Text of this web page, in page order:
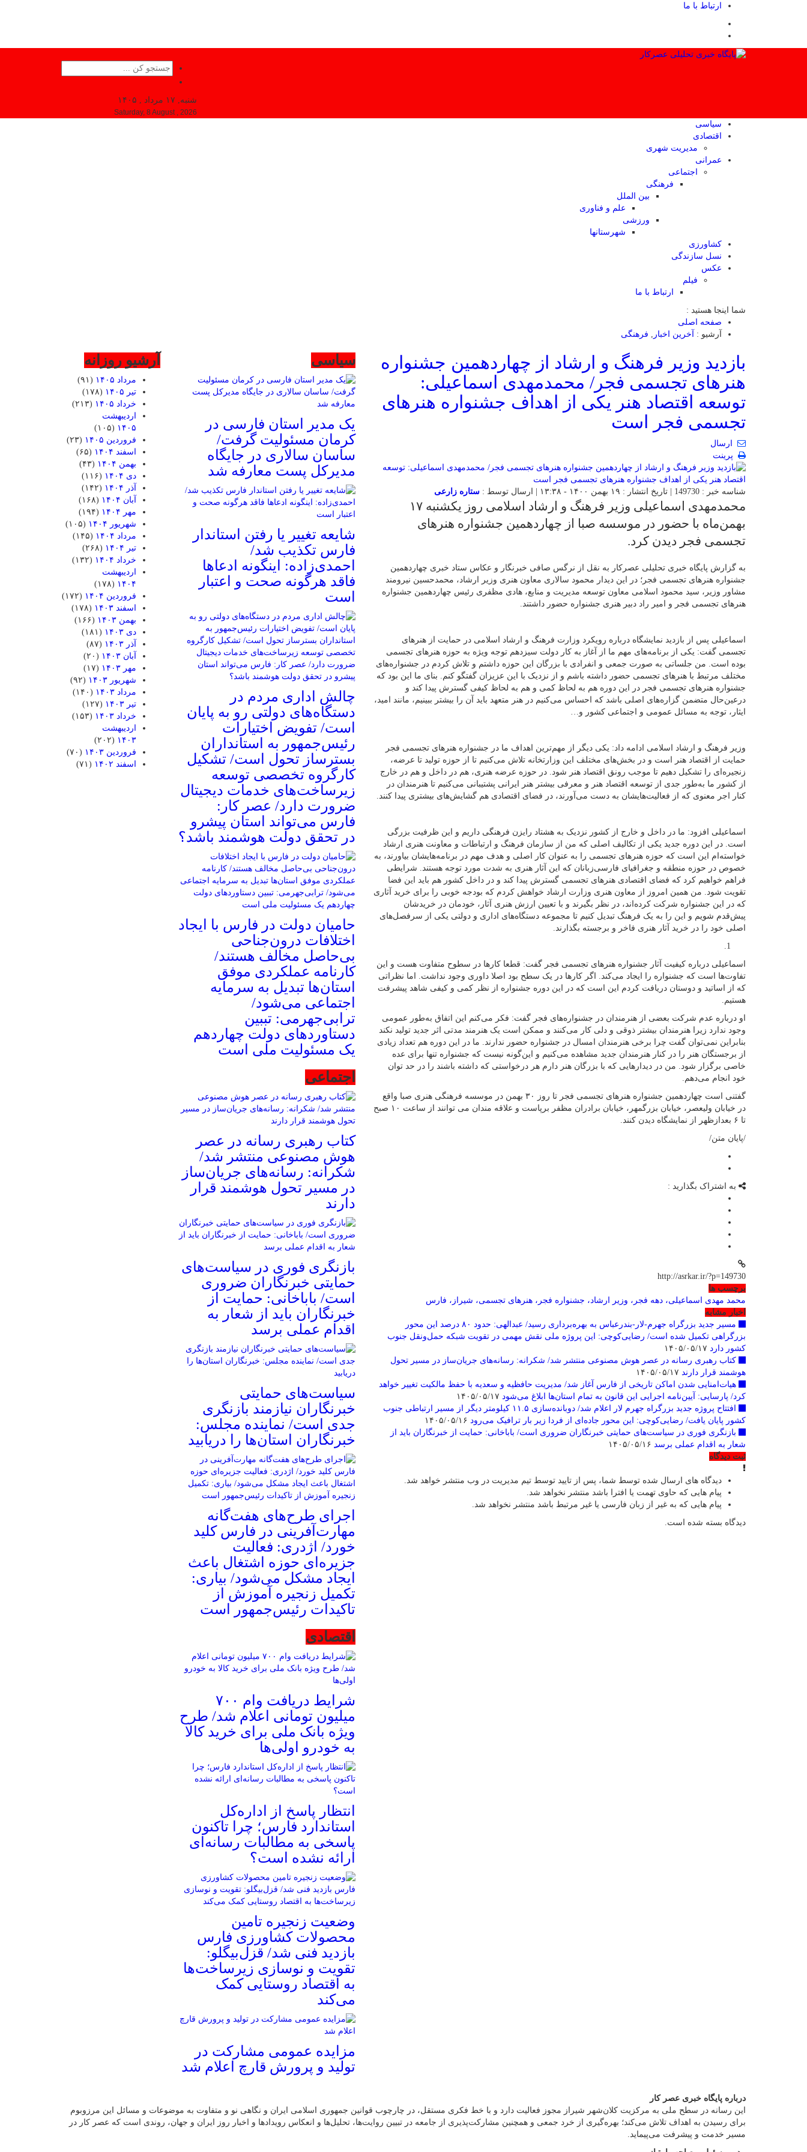
ارتباط با ما
شنبه, ۱۷ مرداد , ۱۴۰۵
Saturday, 8 August , 2026
سیاسی
اقتصادی
مدیریت شهری
عمرانی
اجتماعی
فرهنگی
بین الملل
علم و فناوری
ورزشی
شهرستانها
کشاورزی
نسل سازندگی
عکس
فیلم
ارتباط با ما
شما اینجا هستید :
صفحه اصلی
آرشیو :
آخرین اخبار فرهنگی
بازدید وزیر فرهنگ و ارشاد از چهاردهمین جشنواره
هنرهای تجسمی فجر/ محمدمهدی اسماعیلی:
توسعه اقتصاد هنر یکی از اهداف جشنواره هنرهای
تجسمی فجر است
ارسال
پرینت
شناسه خبر : 149730 | تاریخ انتشار : ۱۹ بهمن ۱۴۰۰ - ۱۳:۳۸ | ارسال توسط : ستاره زارعی
محمدمهدی اسماعیلی وزیر فرهنگ و ارشاد اسلامی روز یکشنبه ۱۷
بهمن‌ماه با حضور در موسسه صبا از چهاردهمین جشنواره هنرهای
تجسمی فجر دیدن کرد.
به گزارش پایگاه خبری تحلیلی عصرکار به نقل از نرگس صافی خبرنگار و عکاس ستاد خبری چهاردهمین
جشنواره هنرهای تجسمی فجر؛ در این دیدار محمود سالاری معاون هنری وزیر ارشاد، محمدحسین نیرومند
مشاور وزیر، سید محمود اسلامی معاون توسعه مدیریت و منابع، هادی مظفری رئیس چهاردهمین جشنواره
هنرهای تجسمی فجر و امیر راد دبیر هنری جشنواره حضور داشتند.
اسماعیلی پس از بازدید نمایشگاه درباره رویکرد وزارت فرهنگ و ارشاد اسلامی در حمایت از هنرهای
تجسمی گفت: یکی از برنامه‌های مهم‌ ما از آغاز به کار دولت سیزدهم توجه ویژه به حوزه هنرهای تجسمی
بوده است. من جلساتی به صورت جمعی و انفرادی با بزرگان این حوزه داشتم و تلاش کردم در جشنواره‌های
مختلف مرتبط با هنرهای تجسمی حضور داشته باشم و از نزدیک با این عزیزان گفتگو کنم. بنای ما این بود که
جشنواره هنرهای تجسمی فجر در این دوره هم به لحاظ کمی و هم به لحاظ کیفی گسترش پیدا کند و
درعین‌حال متضمن گزاره‌های اصلی باشد که احساس می‌کنیم در هنر متعهد باید آن را بیشتر ببینیم، مانند امید،
ایثار، توجه به مسائل عمومی و اجتماعی کشور و…
وزیر فرهنگ و ارشاد اسلامی ادامه داد: یکی دیگر از مهم‌ترین اهداف ما در جشنواره هنرهای تجسمی فجر
حمایت از اقتصاد هنر است و در بخش‌های مختلف این وزارتخانه تلاش می‌کنیم تا از حوزه تولید تا عرضه،
زنجیره‌ای را تشکیل دهیم تا موجب رونق اقتصاد هنر شود. در حوزه عرضه هنری، هم در داخل و هم در خارج
از کشور ما به‌طور جدی از توسعه اقتصاد هنر و معرفی بیشتر هنر ایرانی پشتیبانی می‌کنیم تا هنرمندان در
کنار اجر معنوی که از فعالیت‌هایشان به دست می‌آورند، در فضای اقتصادی هم گشایش‌های بیشتری پیدا کنند.
اسماعیلی افزود: ما در داخل و خارج از کشور نزدیک به هشتاد رایزن فرهنگی داریم و این ظرفیت بزرگی
است. در این دوره جدید یکی از تکالیف اصلی که من از سازمان فرهنگ و ارتباطات و معاونت هنری ارشاد
خواسته‌ام این است که حوزه هنرهای تجسمی را به عنوان کار اصلی و هدف مهم در برنامه‌هایشان بیاورند، به
خصوص در حوزه منطقه و جغرافیای فارسی‌زبانان که این آثار هنری به شدت مورد توجه هستند. شرایطی
فراهم خواهیم کرد که فضای اقتصادی هنرهای تجسمی گسترش پیدا کند و در داخل کشور هم‌ باید این فضا
تقویت شود. من همین امروز از معاون هنری وزارت ارشاد خواهش کردم که بودجه خوبی را برای خرید آثاری
که در این جشنواره شرکت کرده‌اند، در نظر بگیرند و با تعیین ارزش هنری آثار، خودمان در خریدشان
پیش‌قدم شویم و این را به یک فرهنگ تبدیل کنیم تا مجموعه دستگاه‌های اداری و دولتی یکی از سرفصل‌های
اصلی‌ خود را در خرید آثار هنری فاخر و برجسته بگذارند.
اسماعیلی درباره کیفیت آثار جشنواره هنرهای تجسمی فجر گفت: قطعا کارها در سطوح متفاوت هست و این
تفاوت‌ها است که جشنواره را ایجاد می‌کند. اگر کارها در یک سطح بود اصلا داوری وجود نداشت. اما نظراتی
که از اساتید و دوستان دریافت کردم این است که در این دوره جشنواره از نظر کمی و کیفی شاهد پیشرفت
هستیم.
او درباره عدم شرکت بعضی از هنرمندان در جشنواره‌های فجر گفت: فکر می‌کنم این اتفاق به‌طور عمومی
وجود ندارد زیرا هنرمندان بیشتر ذوقی و دلی کار می‌کنند و ممکن است یک هنرمند مدتی اثر جدید تولید نکند
بنابراین نمی‌توان گفت چرا برخی هنرمندان امسال در جشنواره حضور ندارند. ما در این دوره هم تعداد زیادی
از برجستگان هنر را در کنار هنرمندان جدید مشاهده می‌کنیم و این‌گونه نیست که جشنواره تنها برای عده
خاصی برگزار شود. من در دیدارهایی که با بزرگان هنر دارم هر درخواستی که داشته باشند را در حد توان
خود انجام می‌دهم.
گفتنی است چهاردهمین جشنواره هنرهای تجسمی فجر تا روز ۳۰ بهمن در موسسه فرهنگی هنری صبا واقع
در خیابان ولیعصر، خیابان بزرگمهر، خیابان برادران مظفر برپاست و علاقه مندان می توانند از ساعت ۱۰ صبح
تا ۶ بعدازظهر از نمایشگاه دیدن کنند.
/پایان متن/
به اشتراک بگذارید :
http://asrkar.ir/?p=149730
برچسب ها
محمد مهدی اسماعیلی، دهه فجر، وزیر ارشاد، جشنواره فجر، هنرهای تجسمی، شیراز، فارس
اخبار مشابه
مسیر جدید بزرگراه جهرم-لار-بندرعباس به بهره‌برداری رسید/ عبدالهی: حدود ۸۰ درصد این محور
بزرگراهی تکمیل شده است/ رضایی‌کوچی: این پروژه ملی نقش مهمی در تقویت شبکه حمل‌ونقل جنوب
کشور دارد
کتاب رهبری رسانه در عصر هوش مصنوعی منتشر شد/ شکرانه: رسانه‌های جریان‌ساز در مسیر تحول
هوشمند قرار دارند
هیات‌امنایی شدن اماکن تاریخی از فارس آغاز شد/ مدیریت حافظیه و سعدیه با حفظ مالکیت تغییر خواهد
کرد/ پارسایی: آیین‌نامه اجرایی این قانون به تمام استان‌ها ابلاغ می‌‌شود
افتتاح پروژه جدید بزرگراه جهرم لار اعلام شد/ دوبانده‌سازی ۱۱.۵ کیلومتر دیگر از مسیر ارتباطی جنوب
کشور پایان یافت/ رضایی‌کوچی: این محور جاده‌ای از فردا زیر بار ترافیک می‌رود
بازنگری فوری در سیاست‌های حمایتی خبرنگاران ضروری است/ باباخانی: حمایت از خبرنگاران باید از
شعار به اقدام عملی برسد
ثبت دیدگاه
دیدگاه های ارسال شده توسط شما، پس از تایید توسط تیم مدیریت در وب منتشر خواهد شد.
پیام هایی که حاوی تهمت یا افترا باشد منتشر نخواهد شد.
پیام هایی که به غیر از زبان فارسی یا غیر مرتبط باشد منتشر نخواهد شد.
دیدگاه بسته شده است.
سیاسی
یک مدیر استان فارسی در
کرمان مسئولیت گرفت/
ساسان سالاری در جایگاه
مدیرکل پست معارفه شد
شایعه تغییر یا رفتن استاندار
فارس تکذیب شد/
احمدی‌زاده: اینگونه ادعاها
فاقد هرگونه صحت و اعتبار
است
چالش اداری مردم در
دستگاه‌های دولتی رو به پایان
است/ تفویض اختیارات
رئیس‌جمهور به استانداران
بسترساز تحول است/ تشکیل
کارگروه تخصصی توسعه
زیرساخت‌های خدمات دیجیتال
ضرورت دارد/ عصر کار:
فارس می‌تواند استان پیشرو
در تحقق دولت هوشمند باشد؟
حامیان دولت در فارس با ایجاد
اختلافات درون‌جناحی
بی‌حاصل مخالف هستند/
کارنامه عملکردی موفق
استان‌ها تبدیل به سرمایه
اجتماعی می‌شود/
ترابی‌جهرمی: تببین
دستاوردهای دولت چهاردهم
یک مسئولیت ملی است
اجتماعی
کتاب رهبری رسانه در عصر
هوش مصنوعی منتشر شد/
شکرانه: رسانه‌های جریان‌ساز
در مسیر تحول هوشمند قرار
دارند
بازنگری فوری در سیاست‌های
حمایتی خبرنگاران ضروری
است/ باباخانی: حمایت از
خبرنگاران باید از شعار به
اقدام عملی برسد
سیاست‌های حمایتی
خبرنگاران نیازمند بازنگری
جدی است/ نماینده مجلس:
خبرنگاران استان‌ها را دریابید
اجرای طرح‌های هفت‌گانه
مهارت‌آفرینی در فارس کلید
خورد/ اژدری: فعالیت
جزیره‌‌ای حوزه اشتغال باعث
ایجاد مشکل می‌شود/ بیاری:
تکمیل زنجیره آموزش از
تاکیدات رئیس‌جمهور است
اقتصادی
شرایط دریافت وام ۷۰۰
میلیون تومانی اعلام شد/ طرح
ویژه بانک ملی برای خرید کالا
به خودرو اولی‌ها
انتظار پاسخ از اداره‌کل
استاندارد فارس؛ چرا تاکنون
پاسخی به مطالبات رسانه‌ای
ارائه نشده است؟
وضعیت زنجیره تامین
محصولات کشاورزی فارس
بازدید فنی شد/ قزل‌بیگلو:
تقویت و نوسازی زیرساخت‌ها
به اقتصاد روستایی کمک
می‌کند
مزایده عمومی مشارکت در
تولید و پرورش قارچ اعلام شد
آرشیو روزانه
مرداد ۱۴۰۵
(۹۱)
تیر ۱۴۰۵
(۱۷۸)
خرداد ۱۴۰۵
(۲۱۳)
اردیبهشت
۱۴۰۵ (۱۰۵)
فروردین ۱۴۰۵
(۲۳)
اسفند ۱۴۰۴
(۶۵)
بهمن ۱۴۰۴
(۴۳)
دی ۱۴۰۴
(۱۱۶)
آذر ۱۴۰۴
(۱۴۲)
آبان ۱۴۰۴
(۱۶۸)
مهر ۱۴۰۴
(۱۹۴)
شهریور ۱۴۰۴
(۱۰۵)
مرداد ۱۴۰۴
(۱۴۵)
تیر ۱۴۰۴
(۲۶۸)
خرداد ۱۴۰۴
(۱۳۲)
اردیبهشت
۱۴۰۴ (۱۷۸)
فروردین ۱۴۰۴
(۱۷۲)
اسفند ۱۴۰۳
(۱۷۸)
بهمن ۱۴۰۳
(۱۶۶)
دی ۱۴۰۳
(۱۸۱)
آذر ۱۴۰۳
(۸۷)
آبان ۱۴۰۳
(۲۰)
مهر ۱۴۰۳
(۱۷)
شهریور ۱۴۰۳
(۹۲)
مرداد ۱۴۰۳
(۱۴۰)
تیر ۱۴۰۳
(۱۲۷)
خرداد ۱۴۰۳
(۱۵۳)
اردیبهشت
۱۴۰۳ (۲۰۲)
فروردین ۱۴۰۳
(۷۰)
اسفند ۱۴۰۲
(۷۱)
درباره پایگاه خبری عصر کار
این رسانه در سطح ملی به مرکزیت کلان‌شهر شیراز مجوز فعالیت دارد و با خط فکری مستقل، در چارچوب قوانین جمهوری اسلامی ایران و نگاهی نو و متفاوت به موضوعات ‌و مسائل این مرزوبوم
برای رسیدن به اهداف تلاش می‌کند؛ بهره‌گیری از خرد جمعی و همچنین مشارکت‌پذیری از جامعه در تبیین روایت‌ها، تحلیل‌ها و انعکاس رویدادها و اخبار روز ایران و جهان، روندی است که عصر کار در
مسیر خدمت و پیشرفت می‌پیماید.